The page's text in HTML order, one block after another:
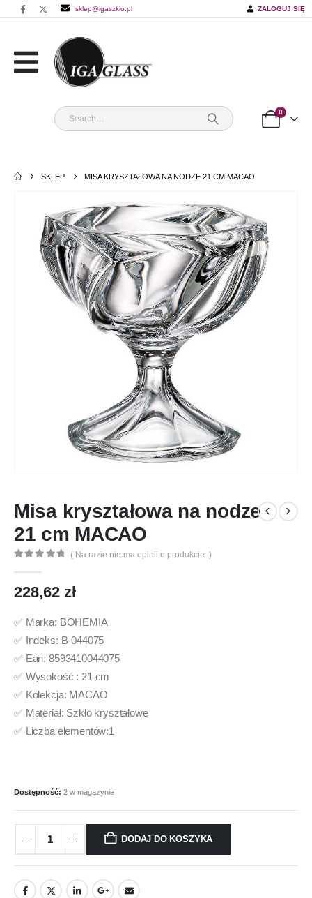
sklep@igaszklo.pl ZALOGUJ SIĘ
0
SKLEP MISA KRYSZTAŁOWA NA NODZE 21 CM MACAO
Misa kryształowa na nodze
21 cm MACAO
( Na razie nie ma opinii o produkcie. )
228,62 zł
✅ Marka: BOHEMIA
✅ Indeks: B-044075
✅ Ean: 8593410044075
✅ Wysokość : 21 cm
✅ Kolekcja: MACAO
✅ Materiał: Szkło kryształowe
✅ Liczba elementów:1
Dostępność: 2 w magazynie
DODAJ DO KOSZYKA